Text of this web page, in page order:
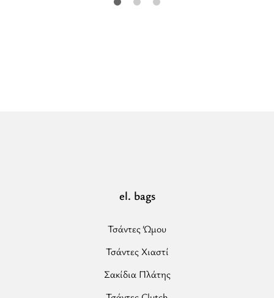
el. bags
Τσάντες Ώμου
Τσάντες Χιαστί
Σακίδια Πλάτης